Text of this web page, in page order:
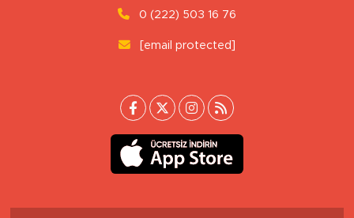
0 (222) 503 16 76
[email protected]